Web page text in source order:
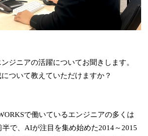
ジニアの活躍についてお聞きします。
ついて教えていただけますか？
で働いているエンジニアの多くは
半で、AIが注目を集め始めた2014～2015